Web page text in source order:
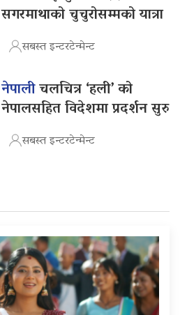
सगरमाथाको चुचुरोसम्मको यात्रा
सबस्त इन्टरटेन्मेन्ट
नेपालीचलचित्र ‘हली’ को
नेपालसहित विदेशमा प्रदर्शन सुरु
सबस्त इन्टरटेन्मेन्ट